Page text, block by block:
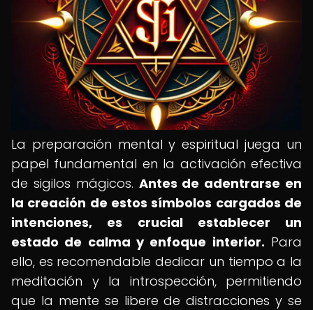
La preparación mental y espiritual juega un
papel fundamental en la activación efectiva
de sigilos mágicos. Antes de adentrarse en
la creación de estos símbolos cargados de
intenciones, es crucial establecer un
estado de calma y enfoque interior. Para
ello, es recomendable dedicar un tiempo a la
meditación y la introspección, permitiendo
que la mente se libere de distracciones y se